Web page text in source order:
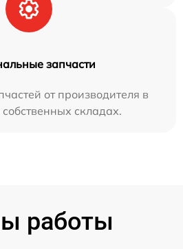
запчасти
от производителя в
складах.
работы